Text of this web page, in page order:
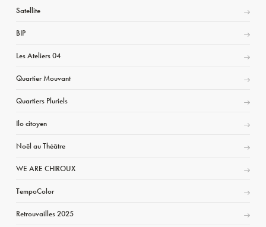
Satellite
BIP
Les Ateliers 04
Quartier Mouvant
Quartiers Pluriels
Ilo citoyen
Noël au Théâtre
WE ARE CHIROUX
TempoColor
Retrouvailles 2025